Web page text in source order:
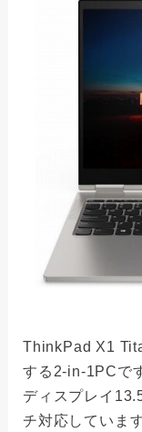
ThinkPad X1
する2-in-1PCで
ディスプレイ
チ対応しています